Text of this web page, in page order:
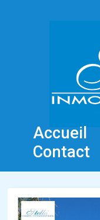
Accueil
Contact